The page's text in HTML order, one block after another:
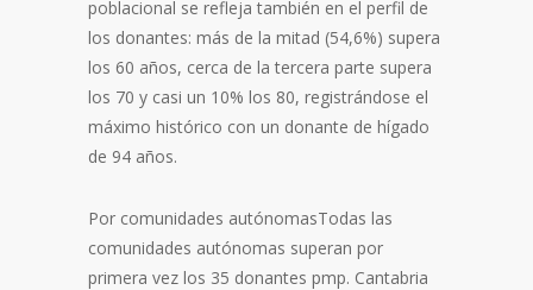
poblacional se refleja también en el perfil de
los donantes: más de la mitad (54,6%) supera
los 60 años, cerca de la tercera parte supera
los 70 y casi un 10% los 80, registrándose el
máximo histórico con un donante de hígado
de 94 años.
Por comunidades autónomasTodas las
comunidades autónomas superan por
primera vez los 35 donantes pmp. Cantabria